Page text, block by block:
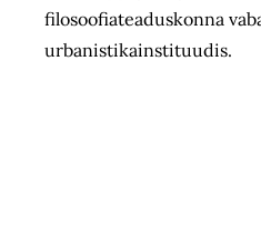
filosoofiateaduskonna
urbanistikainstituudis.